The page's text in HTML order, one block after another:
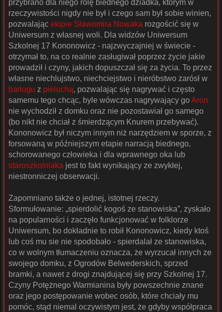
przybrano dla niego rolę biednego dziadka, którym w
rzeczywistości nigdy nie był i czego sam był sobie winien,
pozwalając ekipie Sławomira Nowaka rozgościć się w
Uniwersum z własnej woli. Dla widzów Uniwersum
Szkolnej 17 Kononowicz - najzwyczajniej w świecie -
otrzymał to, na co realnie zasługiwał poprzez życie jakie
prowadził i czyny, jakich dopuszczał się za życia. To przez
własne niechlujstwo, niechciejstwo i nieróbstwo zarósł w
barłogu z pieluchą, pozwalając się nagrywać i często
samemu tego chcąc, byle wówczas nagrywający goAron
nie wychodził z domku oraz nie pozostawiał go samego
(bo nikt nie chciał z śmierdzącym Knurem przebywać).
Kononowicz był niczym innym niż narzędziem w sporze, z
forsowaną w późniejszym etapie narracją biednego,
schorowanego człowieka i dla wprawnego oka lub
staroszkolniaka jest to fakt wynikający ze zwykłej,
niestronniczej obserwacji.
Zapomniano także o jednej, istotnej rzeczy.
Sformułowanie: „spierdolić kogoś ze stanowiska”, zyskało
na popularności i zaczęło funkcjonować w folklorze
Uniwersum, bo dokładnie to robił Kononowicz, kiedy ktoś
lub coś mu sie nie spodobało - spierdalał ze stanowiska,
co w wolnym tłumaczeniu oznacza, że wyrzucał innych ze
swojego domku, z Ogrodów Belwederskich, sprzed
bramki, a nawet z drogi znajdującej się przy Szkolnej 17.
Czyny Potężnego Warmianina były powszechnie znane
oraz jego postępowanie wobec osób, które chciały mu
pomóc, stąd niemal oczywistym jest, że gdyby współpraca